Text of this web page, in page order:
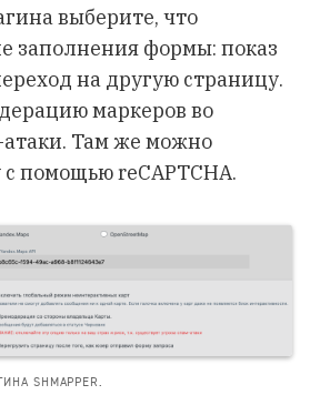
выберите, что
заполнения формы: показ
на другую страницу.
маркеров во
Там же можно
помощью reCAPTCHA.
SHMAPPER.